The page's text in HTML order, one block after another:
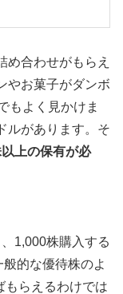
め合わせがもらえ
やお菓子がダンボ
もよく見かけま
ルがあります。そ
上の保有が必
1,000株購入する
的な優待株のよ
もらえるわけでは